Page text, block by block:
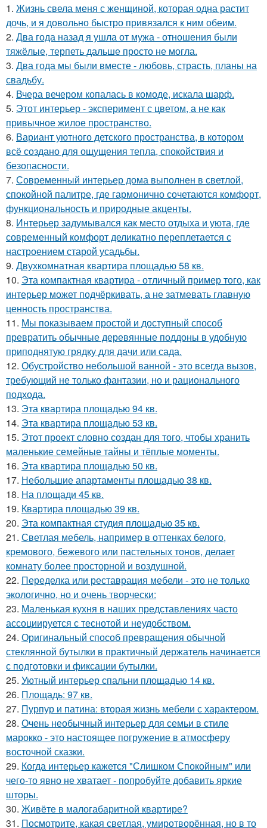
1. Жизнь свела меня с женщиной, которая одна растит
дочь, и я довольно быстро привязался к ним обеим.
2. Два года назад я ушла от мужа - отношения были
тяжёлые, терпеть дальше просто не могла.
3. Два года мы были вместе - любовь, страсть, планы на
свадьбу.
4. Вчера вечером копалась в комоде, искала шарф.
5. Этот интерьер - эксперимент с цветом, а не как
привычное жилое пространство.
6. Вариант уютного детского пространства, в котором
всё создано для ощущения тепла, спокойствия и
безопасности.
7. Современный интерьер дома выполнен в светлой,
спокойной палитре, где гармонично сочетаются комфорт,
функциональность и природные акценты.
8. Интерьер задумывался как место отдыха и уюта, где
современный комфорт деликатно переплетается с
настроением старой усадьбы.
9. Двухкомнатная квартира площадью 58 кв.
10. Эта компактная квартира - отличный пример того, как
интерьер может подчёркивать, а не затмевать главную
ценность пространства.
11. Мы показываем простой и доступный способ
превратить обычные деревянные поддоны в удобную
приподнятую грядку для дачи или сада.
12. Обустройство небольшой ванной - это всегда вызов,
требующий не только фантазии, но и рационального
подхода.
13. Эта квартира площадью 94 кв.
14. Эта квартира площадью 53 кв.
15. Этот проект словно создан для того, чтобы хранить
маленькие семейные тайны и тёплые моменты.
16. Эта квартира площадью 50 кв.
17. Небольшие апартаменты площадью 38 кв.
18. На площади 45 кв.
19. Квартира площадью 39 кв.
20. Эта компактная студия площадью 35 кв.
21. Светлая мебель, например в оттенках белого,
кремового, бежевого или пастельных тонов, делает
комнату более просторной и воздушной.
22. Переделка или реставрация мебели - это не только
экологично, но и очень творчески:
23. Маленькая кухня в наших представлениях часто
ассоциируется с теснотой и неудобством.
24. Оригинальный способ превращения обычной
стеклянной бутылки в практичный держатель начинается
с подготовки и фиксации бутылки.
25. Уютный интерьер спальни площадью 14 кв.
26. Площадь: 97 кв.
27. Пурпур и патина: вторая жизнь мебели с характером.
28. Очень необычный интерьер для семьи в стиле
марокко - это настоящее погружение в атмосферу
восточной сказки.
29. Когда интерьер кажется "Слишком Спокойным" или
чего-то явно не хватает - попробуйте добавить яркие
шторы.
30. Живёте в малогабаритной квартире?
31. Посмотрите, какая светлая, умиротворённая, но в то